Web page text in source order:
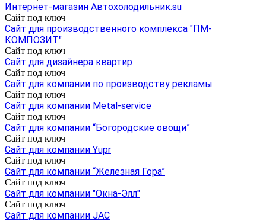
Интернет-магазин Aвтохолодильник.su
Сайт под ключ
Сайт для производственного комплекса "ПМ-
КОМПОЗИТ"
Сайт под ключ
Сайт для дизайнера квартир
Сайт под ключ
Сайт для компании по производству рекламы
Сайт под ключ
Сайт для компании Metal-service
Сайт под ключ
Сайт для компании “Богородские овощи”
Сайт под ключ
Сайт для компании Yupr
Сайт под ключ
Сайт для компании “Железная Гора”
Сайт под ключ
Cайт для компании "Окна-Элл"
Сайт под ключ
Сайт для компании JAC